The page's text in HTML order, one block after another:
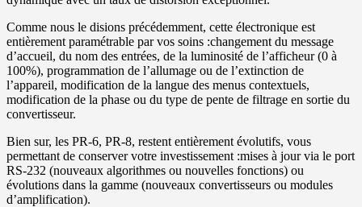
Comme nous le disions précédemment, cette électronique est
entièrement paramétrable par vos soins :changement du message
d’accueil, du nom des entrées, de la luminosité de l’afficheur (0 à
100%), programmation de l’allumage ou de l’extinction de
l’appareil, modification de la langue des menus contextuels,
modification de la phase ou du type de pente de filtrage en sortie du
convertisseur.
Bien sur, les PR-6, PR-8, restent entièrement évolutifs, vous
permettant de conserver votre investissement :mises à jour via le port
RS-232 (nouveaux algorithmes ou nouvelles fonctions) ou
évolutions dans la gamme (nouveaux convertisseurs ou modules
d’amplification).